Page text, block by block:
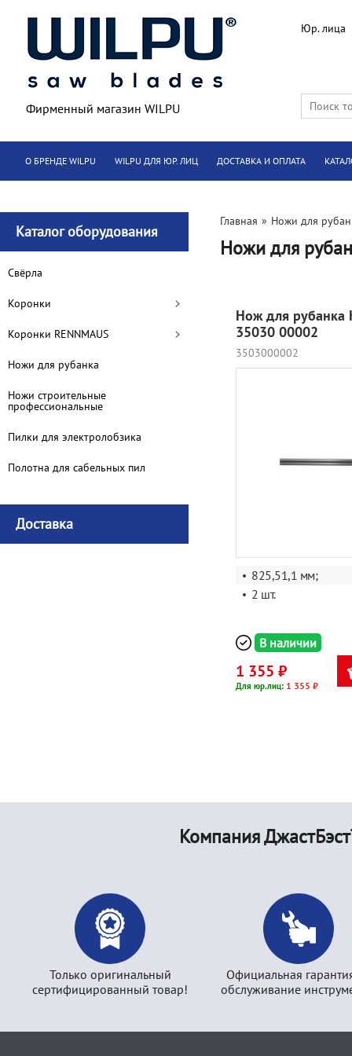
Фирменный магазин WILPU
Юр. лица
О БРЕНДЕ WILPU WILPU ДЛЯ ЮР. ЛИЦ ДОСТАВКА И ОПЛАТА
Каталог оборудования
Cвёрла
Коронки
Коронки RENNMAUS
Ножи для рубанка
Ножи строительные
профессиональные
Пилки для электролобзика
Полотна для сабельных пил
Доставка
Главная » Ножи для
Ножи для
Нож для рубанка
35030 00002
3503000002
825,51,1 мм;
2 шт.
В наличии
1 355 ₽
Для юр.лиц: 1 355 ₽
Компания
Только оригинальный
сертифицированный товар!
Официальная
обслуживание